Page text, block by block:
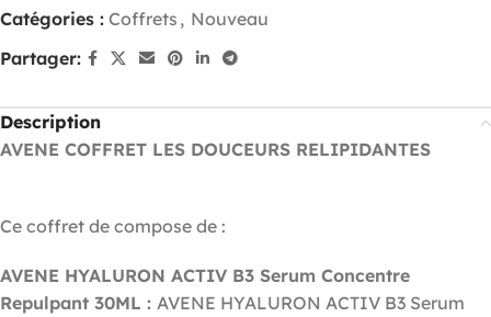
Catégories : Coffrets , Nouveau
Partager:
Description
AVENE COFFRET LES DOUCEURS RELIPIDANTES
Ce coffret de compose de :
AVENE HYALURON ACTIV B3 Serum Concentre
Repulpant 30ML : AVENE HYALURON ACTIV B3 Serum